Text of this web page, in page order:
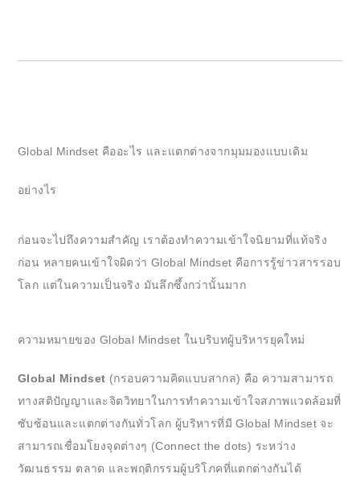
Global Mindset คืออะไร และแตกต่างจากมุมมองแบบเดิม
อย่างไร
ก่อนจะไปถึงความสำคัญ เราต้องทำความเข้าใจนิยามที่แท้จริง
ก่อน หลายคนเข้าใจผิดว่า Global Mindset คือการรู้ข่าวสารรอบ
โลก แต่ในความเป็นจริง มันลึกซึ้งกว่านั้นมาก
ความหมายของ Global Mindset ในบริบทผู้บริหารยุคใหม่
Global Mindset (กรอบความคิดแบบสากล) คือ ความสามารถ
ทางสติปัญญาและจิตวิทยาในการทำความเข้าใจสภาพแวดล้อมที่
ซับซ้อนและแตกต่างกันทั่วโลก ผู้บริหารที่มี Global Mindset จะ
สามารถเชื่อมโยงจุดต่างๆ (Connect the dots) ระหว่าง
วัฒนธรรม ตลาด และพฤติกรรมผู้บริโภคที่แตกต่างกันได้